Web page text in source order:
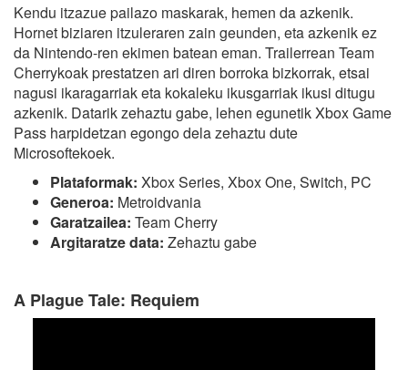
Kendu itzazue pailazo maskarak, hemen da azkenik.
Hornet biziaren itzuleraren zain geunden, eta azkenik ez
da Nintendo-ren ekimen batean eman. Trailerrean Team
Cherrykoak prestatzen ari diren borroka bizkorrak, etsai
nagusi ikaragarriak eta kokaleku ikusgarriak ikusi ditugu
azkenik. Datarik zehaztu gabe, lehen egunetik Xbox Game
Pass harpidetzan egongo dela zehaztu dute
Microsoftekoek.
Plataformak: Xbox Series, Xbox One, Switch, PC
Generoa: Metroidvania
Garatzailea: Team Cherry
Argitaratze data: Zehaztu gabe
A Plague Tale: Requiem